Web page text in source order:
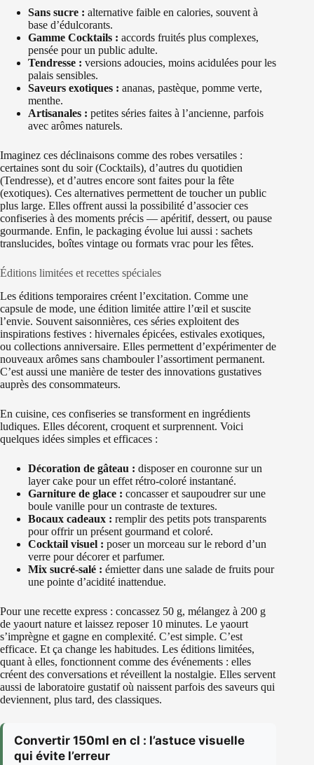
Sans sucre : alternative faible en calories, souvent à
base d’édulcorants.
Gamme Cocktails : accords fruités plus complexes,
pensée pour un public adulte.
Tendresse : versions adoucies, moins acidulées pour les
palais sensibles.
Saveurs exotiques : ananas, pastèque, pomme verte,
menthe.
Artisanales : petites séries faites à l’ancienne, parfois
avec arômes naturels.
Imaginez ces déclinaisons comme des robes versatiles :
certaines sont du soir (Cocktails), d’autres du quotidien
(Tendresse), et d’autres encore sont faites pour la fête
(exotiques). Ces alternatives permettent de toucher un public
plus large. Elles offrent aussi la possibilité d’associer ces
confiseries à des moments précis — apéritif, dessert, ou pause
gourmande. Enfin, le packaging évolue lui aussi : sachets
translucides, boîtes vintage ou formats vrac pour les fêtes.
Éditions limitées et recettes spéciales
Les éditions temporaires créent l’excitation. Comme une
capsule de mode, une édition limitée attire l’œil et suscite
l’envie. Souvent saisonnières, ces séries exploitent des
inspirations festives : hivernales épicées, estivales exotiques,
ou collections anniversaire. Elles permettent d’expérimenter de
nouveaux arômes sans chambouler l’assortiment permanent.
C’est aussi une manière de tester des innovations gustatives
auprès des consommateurs.
En cuisine, ces confiseries se transforment en ingrédients
ludiques. Elles décorent, croquent et surprennent. Voici
quelques idées simples et efficaces :
Décoration de gâteau : disposer en couronne sur un
layer cake pour un effet rétro-coloré instantané.
Garniture de glace : concasser et saupoudrer sur une
boule vanille pour un contraste de textures.
Bocaux cadeaux : remplir des petits pots transparents
pour offrir un présent gourmand et coloré.
Cocktail visuel : poser un morceau sur le rebord d’un
verre pour décorer et parfumer.
Mix sucré-salé : émietter dans une salade de fruits pour
une pointe d’acidité inattendue.
Pour une recette express : concassez 50 g, mélangez à 200 g
de yaourt nature et laissez reposer 10 minutes. Le yaourt
s’imprègne et gagne en complexité. C’est simple. C’est
efficace. Et ça change les habitudes. Les éditions limitées,
quant à elles, fonctionnent comme des événements : elles
créent des conversations et réveillent la nostalgie. Elles servent
aussi de laboratoire gustatif où naissent parfois des saveurs qui
deviennent, plus tard, des classiques.
Convertir 150ml en cl : l’astuce visuelle
qui évite l’erreur